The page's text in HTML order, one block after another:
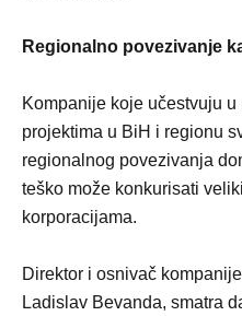
Regionalno povezivanje
Kompanije koje učestvuju
projektima u BiH i regionu
regionalnog povezivanja
teško može konkurisati
korporacijama.
Direktor i osnivač
Ladislav Bevanda, smatra